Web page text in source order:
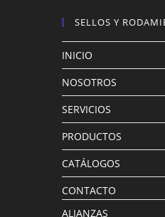
SELLOS Y
INICIO
NOSOTROS
SERVICIOS
PRODUCTOS
CATÁLOGOS
CONTACTO
ALIANZAS